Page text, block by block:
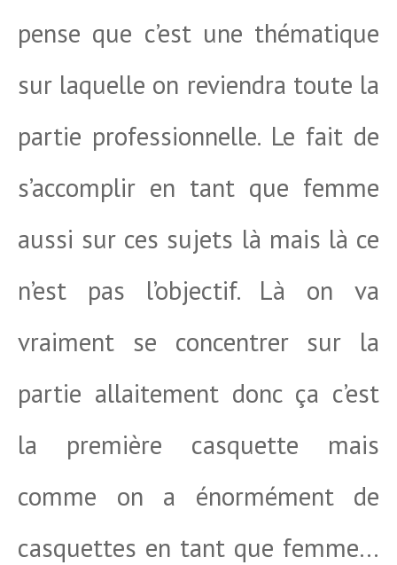
pense que c’est une thématique
sur laquelle on reviendra toute la
partie professionnelle. Le fait de
s’accomplir en tant que femme
aussi sur ces sujets là mais là ce
n’est pas l’objectif. Là on va
vraiment se concentrer sur la
partie allaitement donc ça c’est
la première casquette mais
comme on a énormément de
casquettes en tant que femme…